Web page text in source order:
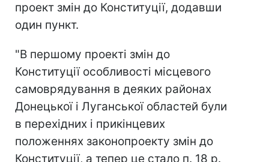
проект змін до Конституції, додавши
один пункт.
"В першому проекті змін до
Конституції особливості місцевого
самоврядування в деяких районах
Донецької і Луганської областей були
в перехідних і прикінцевих
положеннях законопроекту змін до
Конституції, а тепер це стало п. 18 р.